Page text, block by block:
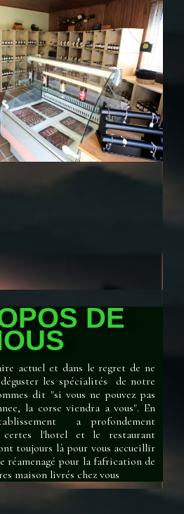
DE
actuel et dans le regret de ne
les spécialités de notre
dit "si vous ne pouvez pas
la corse viendra a vous". En
a profondement
l'hotel et le restaurant
toujours là pour vous accueillir
réamenagé pour la fafrication de
maison livrés chez vous